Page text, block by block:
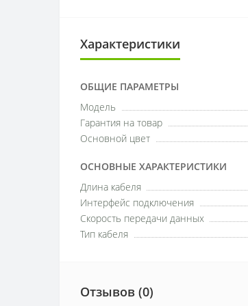
Характеристики
ОБЩИЕ ПАРАМЕТРЫ
Модель
Гарантия на товар
Основной цвет
ОСНОВНЫЕ ХАРАКТЕРИСТИКИ
Длина кабеля
Интерфейс подключения
Скорость передачи данных
Тип кабеля
Отзывов (0)